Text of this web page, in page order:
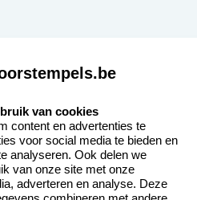
Contact opnemen
Veel gestelde vragen
Retourneren
van cookies
content en advertenties te
voor social media te bieden en
analyseren. Ook delen we
van onze site met onze
adverteren en analyse. Deze